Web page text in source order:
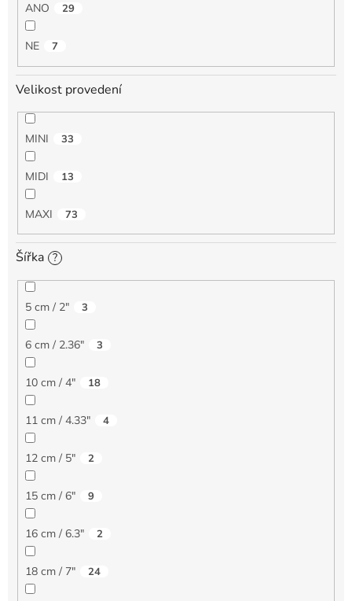
ANO 29
NE 7
Velikost provedení
MINI 33
MIDI 13
MAXI 73
Šířka ?
5 cm / 2" 3
6 cm / 2.36" 3
10 cm / 4" 18
11 cm / 4.33" 4
12 cm / 5" 2
15 cm / 6" 9
16 cm / 6.3" 2
18 cm / 7" 24